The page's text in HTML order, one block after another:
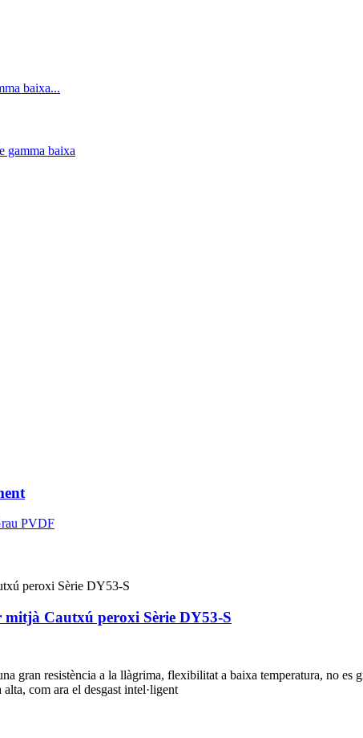
Cautxú peroxi Sèrie DY53-S
gran resistència a la llàgrima, flexibilitat a baixa temperatura, no es
com ara el desgast intel·ligent